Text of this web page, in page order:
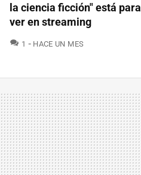
la ciencia ficción" está para
ver en streaming
1 COMENTARIOS
HACE UN MES